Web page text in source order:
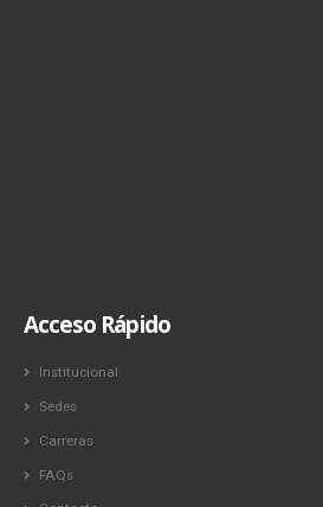
Acceso Rápido
Institucional
Sedes
Carreras
FAQs